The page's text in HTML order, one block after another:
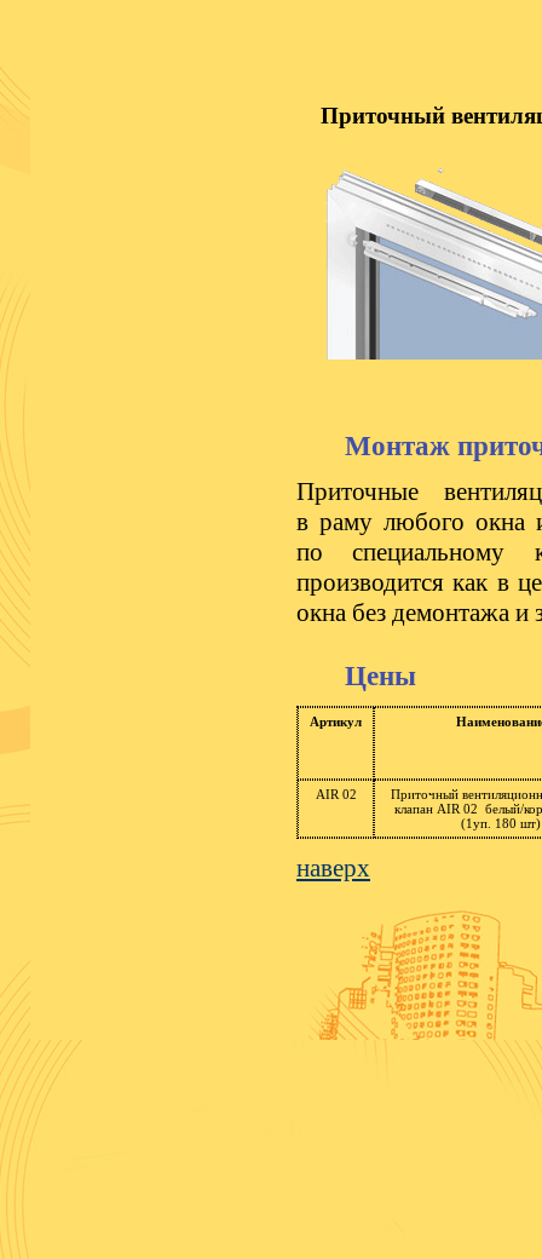
Приточный
Монтаж
Приточные
в раму любого окна
по специальному
производится как в
окна без демонтажа и
Цены
Артикул
AIR 02
Приточный
клапан AIR 02 белый/
(1уп. 180 шт)
наверх